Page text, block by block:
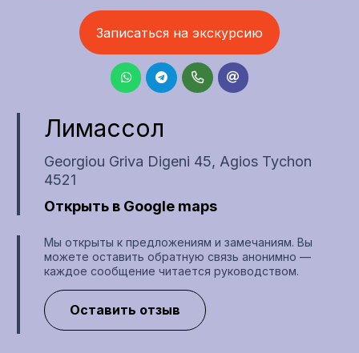
Записаться на экскурсию
Лимассол
Georgiou Griva Digeni 45, Agios Tychon
4521
Открыть в Google maps
Мы открыты к предложениям и замечаниям. Вы
можете оставить обратную связь анонимно —
каждое сообщение читается руководством.
Оставить отзыв